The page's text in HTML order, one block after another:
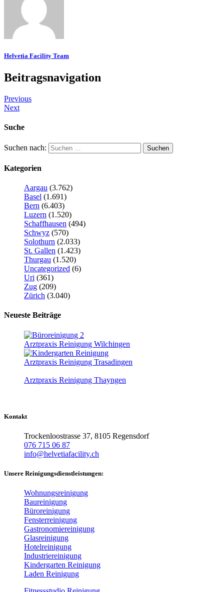
Helvetia Facility Team
Beitragsnavigation
Previous
Next
Suche
Suchen nach:
Kategorien
Aargau (3.762)
Basel (1.691)
Bern (6.403)
Luzern (1.520)
Schaffhausen (494)
Schwyz (570)
Solothurn (2.033)
St. Gallen (1.423)
Thurgau (1.520)
Uncategorized (6)
Uri (361)
Zug (209)
Zürich (3.040)
Neueste Beiträge
Arztpraxis Reinigung Wilchingen
Arztpraxis Reinigung Trasadingen
Arztpraxis Reinigung Thayngen
Kontakt
Trockenloostrasse 37, 8105 Regensdorf
076 715 06 87
info@helvetiafacility.ch
Unsere Reinigungsdienstleistungen:
Wohnungsreinigung
Baureinigung
Büroreinigung
Fensterreinigung
Gastronomiereinigung
Glasreinigung
Hotelreinigung
Industriereinigung
Kindergarten Reinigung
Laden Reinigung